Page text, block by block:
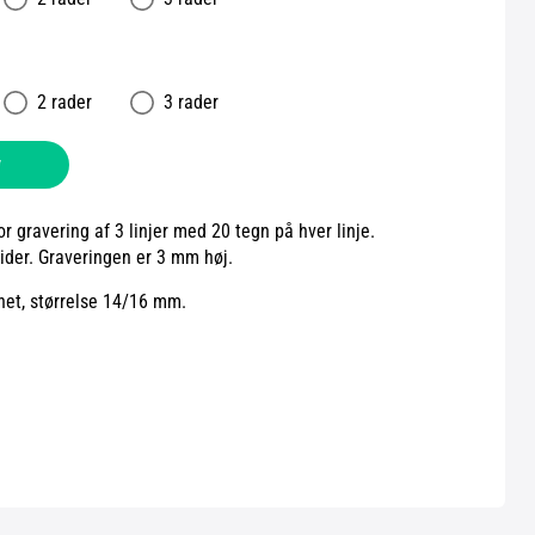
2 rader 3 rader
gravering af 3 linjer med 20 tegn på hver linje.
Graveringen er 3 mm høj.
størrelse 14/16 mm.